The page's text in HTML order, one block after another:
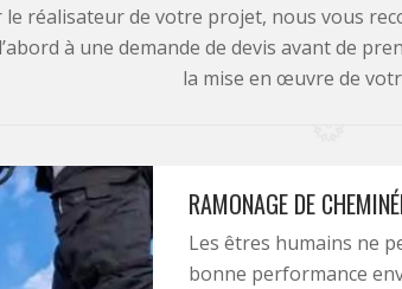
réalisateur de votre projet, nous vous
à une demande de devis avant de
la mise en œuvre de
RAMONAGE DE
Les êtres humains ne
bonne performance